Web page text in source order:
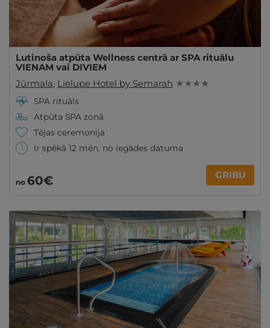
Lutinoša atpūta Wellness centrā ar SPA rituālu
VIENAM vai DIVIEM
Jūrmala, Lielupe Hotel by Semarah ★ ★ ★ ★
SPA rituāls
Atpūta SPA zonā
Tējas ceremonija
Ir spēkā 12 mēn. no iegādes datuma
no 60€ GRIBU